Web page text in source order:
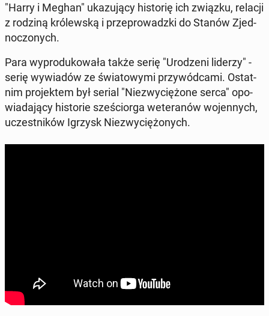
"Harry i Meghan" uka­zu­ją­cy hi­sto­rię ich związku, relacji
z rodziną kró­lew­ską i prze­pro­wadz­ki do Stanów Zjed­
no­czo­nych.
Para wy­pro­du­ko­wa­ła także serię "Uro­dze­ni liderzy" -
serię wy­wia­dów ze świa­to­wy­mi przy­wód­ca­mi. Ostat­
nim pro­jek­tem był serial "Nie­zwy­cię­żo­ne serca" opo­
wia­da­ją­cy hi­sto­rie sze­ścior­ga we­te­ra­nów wo­jen­nych,
uczest­ni­ków Igrzysk Nie­zwy­cię­żo­nych.